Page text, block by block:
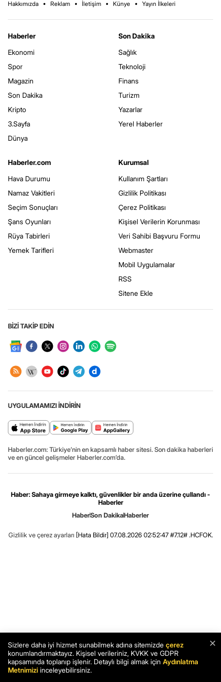
Hakkımızda Reklam İletişim Künye Yayın İlkeleri
Haberler
Ekonomi
Spor
Magazin
Son Dakika
Kripto
3.Sayfa
Dünya
Son Dakika
Sağlık
Teknoloji
Finans
Turizm
Yazarlar
Yerel Haberler
Haberler.com
Hava Durumu
Namaz Vakitleri
Seçim Sonuçları
Şans Oyunları
Rüya Tabirleri
Yemek Tarifleri
Kurumsal
Kullanım Şartları
Gizlilik Politikası
Çerez Politikası
Kişisel Verilerin Korunması
Veri Sahibi Başvuru Formu
Webmaster
Mobil Uygulamalar
RSS
Sitene Ekle
BİZİ TAKİP EDİN
UYGULAMAMIZI İNDİRİN
Haberler.com: Türkiye’nin en kapsamlı haber sitesi. Son dakika haberleri
ve en güncel gelişmeler Haberler.com’da.
Haber: Sahaya girmeye kalktı, güvenlikler bir anda üzerine çullandı -
Haberler
HaberSon DakikaHaberler
Gizlilik ve çerez ayarları [Hata Bildir] 07.08.2026 02:52:47 #7.12# .HCFOK.
×
Sizlere daha iyi hizmet sunabilmek adına sitemizde çerez
konumlandırmaktayız. Kişisel verileriniz, KVKK ve GDPR
kapsamında toplanıp işlenir. Detaylı bilgi almak için Aydınlatma
Metnimizi inceleyebilirsiniz.